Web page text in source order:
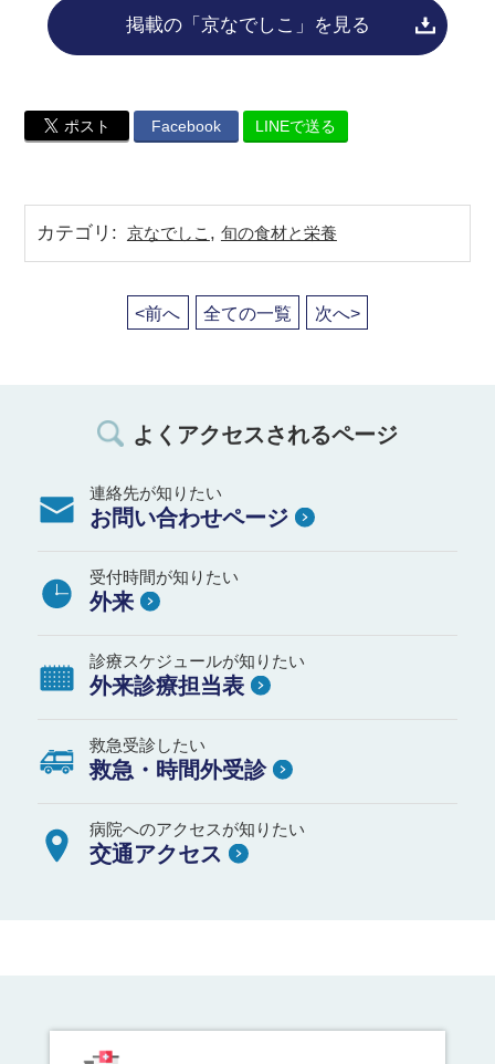
掲載の「京なでしこ」を見る
ポスト Facebook LINEで送る
カテゴリ : 京なでしこ , 旬の食材と栄養
<前へ 全ての一覧 次へ>
よくアクセスされるページ
連絡先が知りたい
お問い合わせページ
受付時間が知りたい
外来
診療スケジュールが知りたい
外来診療担当表
救急受診したい
救急・時間外受診
病院へのアクセスが知りたい
交通アクセス